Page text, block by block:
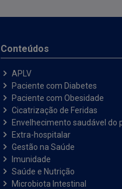
Conteúdos
APLV
Paciente com Diabetes
Paciente com Obesidade
Cicatrização de Feridas
Envelhecimento saudável do
Extra-hospitalar
Gestão na Saúde
Imunidade
Saúde e Nutrição
Microbiota Intestinal